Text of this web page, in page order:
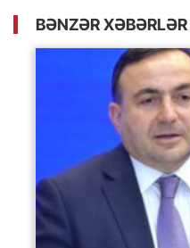
BƏNZƏR XƏBƏRLƏR